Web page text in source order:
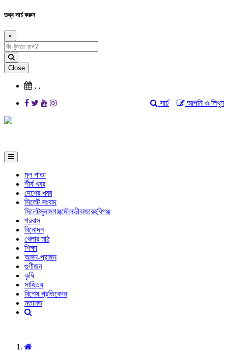
তথ্য সার্চ করুন
×
Close
, ,
আপনি ও লিখুন
সার্চ
মূল পাতা
শীর্ষ খবর
দেশের খবর
সিলেট সংবাদ
সিলেটসুনামগঞ্জমৌলভীবাজারহবিগঞ্জ
প্রবাস
বিনোদন
খেলার মাঠ
শিক্ষা
অঙ্গন-প্রাঙ্গন
গুণীজন
কৃষি
সাহিত্য
বিশেষ প্রতিবেদন
মতামত